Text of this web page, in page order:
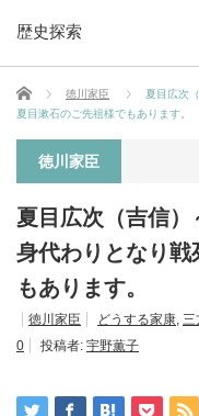
歴史探索
ホーム 徳川家臣
夏目広次
夏目漱石のご先祖様でもあります。
徳川家臣
夏目広次（吉信
身代わりとなり
もあります。
徳川家臣 どうする家康, 三
0
投稿者: 宇野薫子